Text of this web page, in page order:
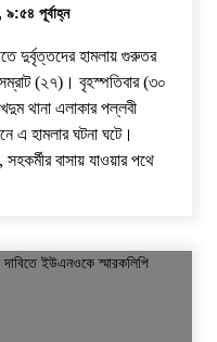
পূর্বাহ্ন
দুর্বৃত্তদের হামলায় গুরুতর
(২৭)। বৃহস্পতিবার (৩০
থানা এলাকার পল্লবী
এ হামলার ঘটনা ঘটে।
বাসায় যাওয়ার পথে